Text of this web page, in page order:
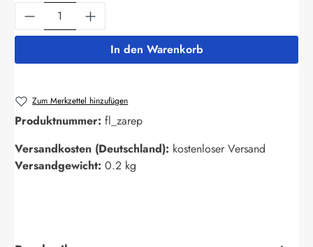
Produkt Anzahl: Gib den gewünschten
In den Warenkorb
Zum Merkzettel hinzufügen
Produktnummer: fl_zarep
Versandkosten (Deutschland): kostenloser Versand
Versandgewicht: 0.2 kg